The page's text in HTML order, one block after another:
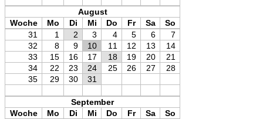
August
Woche
Mo Di Mi Do Fr Sa
So
31
1 2 3 4 5 6
7
32
8 9 10 11 12 13
14
33
15 16 17 18 19 20
21
34
22 23 24 25 26 27
28
35
29 30 31
September
Woche
Mo Di Mi Do Fr Sa
So